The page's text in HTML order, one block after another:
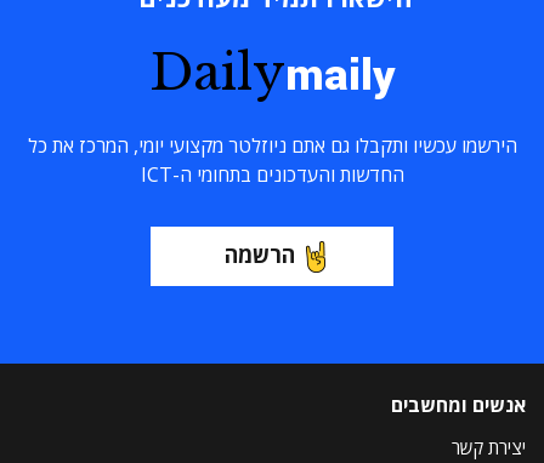
Dailymaily
הירשמו עכשיו ותקבלו גם אתם ניוזלטר מקצועי יומי, המרכז את כל
החדשות והעדכונים בתחומי ה-ICT
הרשמה
אנשים ומחשבים
יצירת קשר